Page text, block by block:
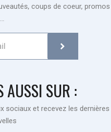
coups de coeur, promos
AUSSI SUR :
sociaux et recevez les dernières